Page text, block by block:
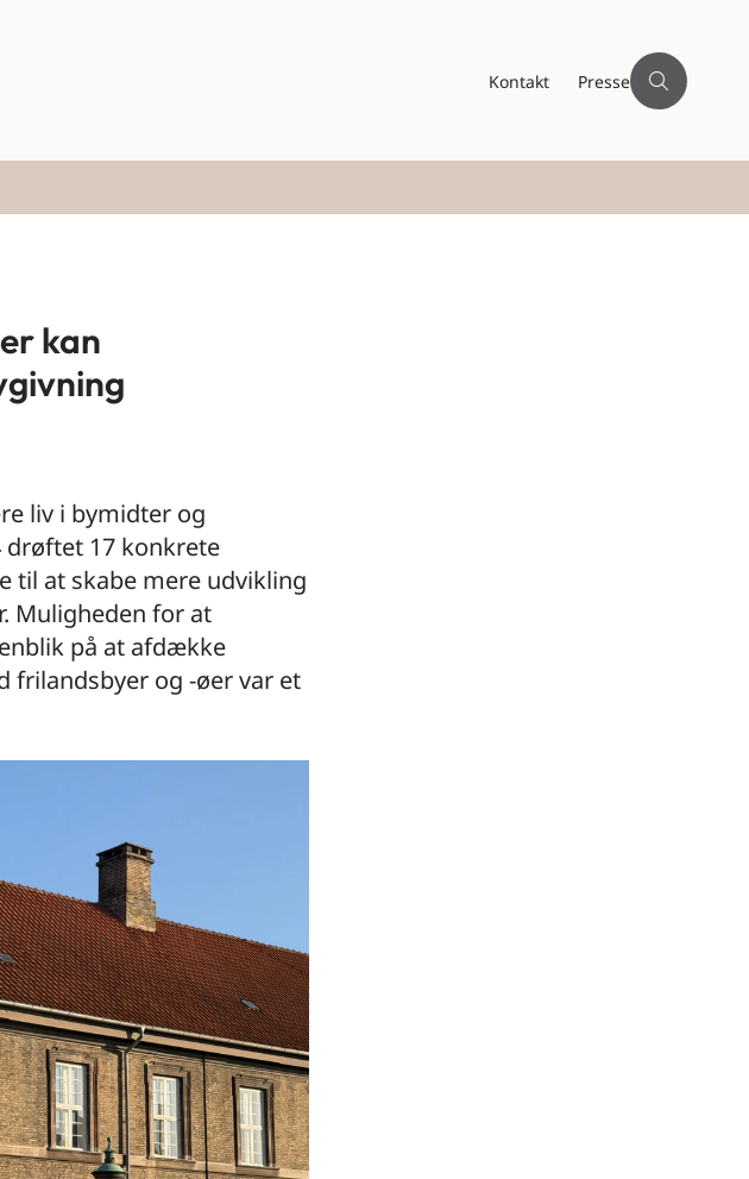
Kontakt Presse
kan
liv i bymidter og
drøftet 17 konkrete
til at skabe mere udvikling
Muligheden for at
på at afdække
frilandsbyer og -øer var et